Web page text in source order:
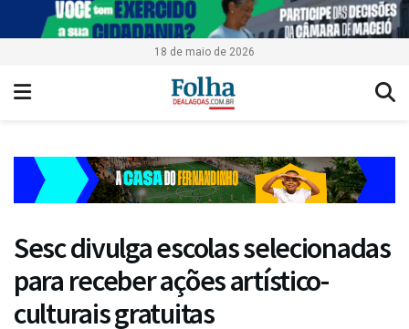
18 de maio de 2026
Sesc divulga escolas selecionadas
para receber ações artístico-
culturais gratuitas